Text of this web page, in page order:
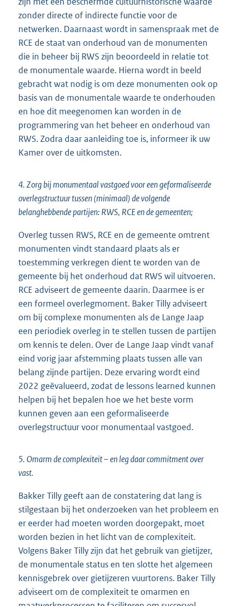
zonder directe of indirecte functie voor de
netwerken. Daarnaast wordt in samenspraak met de
RCE de staat van onderhoud van de monumenten
die in beheer bij RWS zijn beoordeeld in relatie tot
de monumentale waarde. Hierna wordt in beeld
gebracht wat nodig is om deze monumenten ook op
basis van de monumentale waarde te onderhouden
en hoe dit meegenomen kan worden in de
programmering van het beheer en onderhoud van
RWS. Zodra daar aanleiding toe is, informeer ik uw
Kamer over de uitkomsten.
4. Zorg bij monumentaal vastgoed voor een geformaliseerde
overlegstructuur tussen (minimaal) de volgende
belanghebbende partijen: RWS, RCE en de gemeenten;
Overleg tussen RWS, RCE en de gemeente omtrent
monumenten vindt standaard plaats als er
toestemming verkregen dient te worden van de
gemeente bij het onderhoud dat RWS wil uitvoeren.
RCE adviseert de gemeente daarin. Daarmee is er
een formeel overlegmoment. Baker Tilly adviseert
om bij complexe monumenten als de Lange Jaap
een periodiek overleg in te stellen tussen de partijen
om kennis te delen. Over de Lange Jaap vindt vanaf
eind vorig jaar afstemming plaats tussen alle van
belang zijnde partijen. Deze ervaring wordt eind
2022 geëvalueerd, zodat de lessons learned kunnen
helpen bij het bepalen hoe we het beste vorm
kunnen geven aan een geformaliseerde
overlegstructuur voor monumentaal vastgoed.
5. Omarm de complexiteit – en leg daar commitment over
vast.
Bakker Tilly geeft aan de constatering dat lang is
stilgestaan bij het onderzoeken van het probleem en
er eerder had moeten worden doorgepakt, moet
worden bezien in het licht van de complexiteit.
Volgens Baker Tilly zijn dat het gebruik van gietijzer,
de monumentale status en ten slotte het algemeen
kennisgebrek over gietijzeren vuurtorens. Baker Tilly
adviseert om de complexiteit te omarmen en